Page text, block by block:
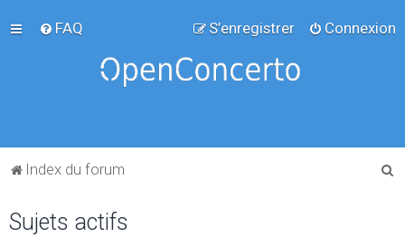
FAQ Connexion
S’enregistrer
Index du forum
Sujets actifs